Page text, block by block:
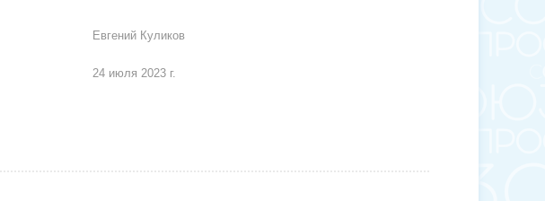
Евгений Куликов
24 июля 2023 г.